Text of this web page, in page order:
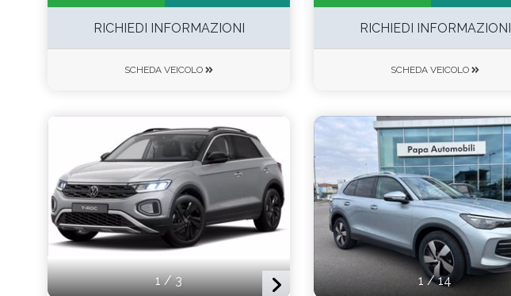
RICHIEDI INFORMAZIONI
SCHEDA VEICOLO
RICHIEDI INFORMAZIONI
SCHEDA VEICOLO
1/3 1/14